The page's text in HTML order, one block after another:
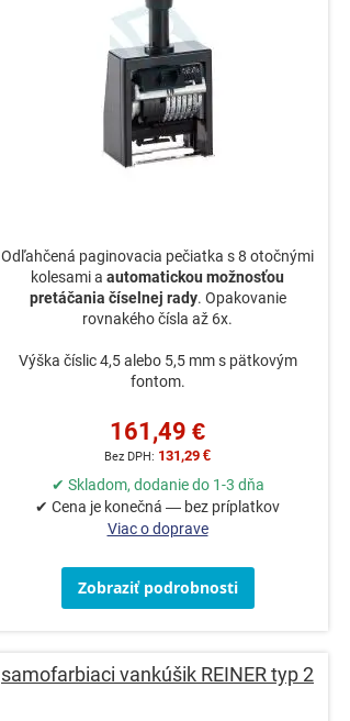
Odľahčená paginovacia pečiatka s 8 otočnými
kolesami a automatickou možnosťou
pretáčania číselnej rady. Opakovanie
rovnakého čísla až 6x.
Výška číslic 4,5 alebo 5,5 mm s pätkovým
fontom.
161,49 €
131,29 €
✔ Skladom, dodanie do 1-3 dňa
✔ Cena je konečná — bez príplatkov
Viac o doprave
Zobraziť podrobnosti
samofarbiaci vankúšik REINER typ 2